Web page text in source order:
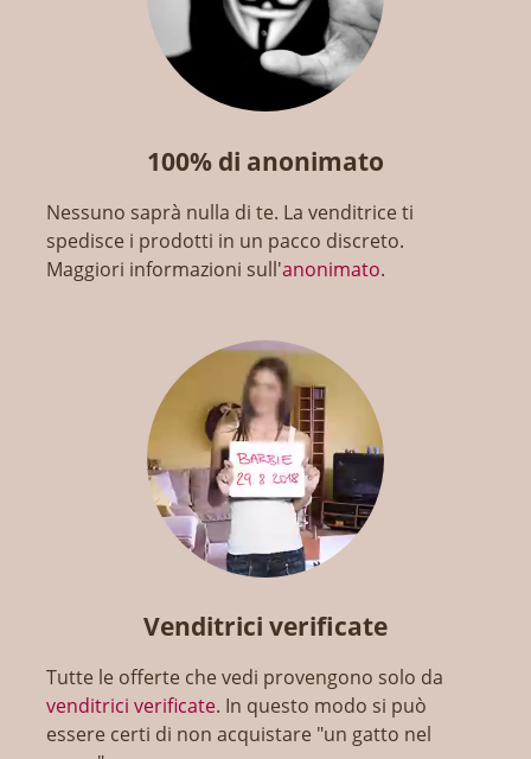
100% di anonimato
Nessuno saprà nulla di te. La venditrice ti
spedisce i prodotti in un pacco discreto.
Maggiori informazioni sull'anonimato.
Venditrici verificate
Tutte le offerte che vedi provengono solo da
venditrici verificate. In questo modo si può
essere certi di non acquistare "un gatto nel